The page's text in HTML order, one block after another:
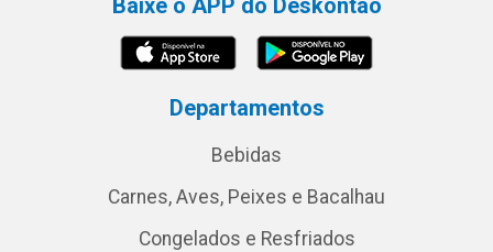
Baixe o APP do Deskontão
Departamentos
Bebidas
Carnes, Aves, Peixes e Bacalhau
Congelados e Resfriados